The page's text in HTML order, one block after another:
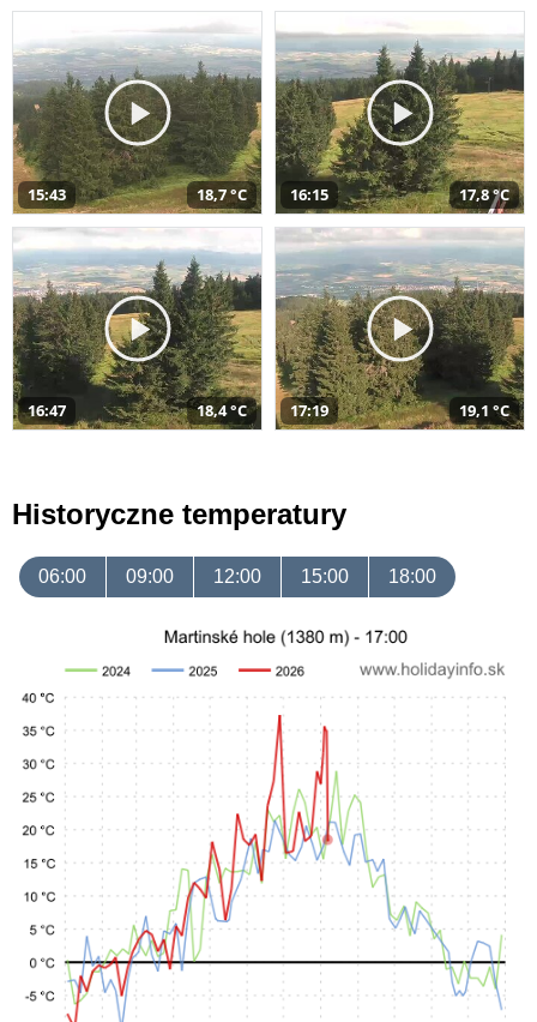
15:43 18,7 °C 16:15 17,8 °C
16:47 18,4 °C 17:19 19,1 °C
Historyczne temperatury
06:00 09:00 12:00 15:00 18:00